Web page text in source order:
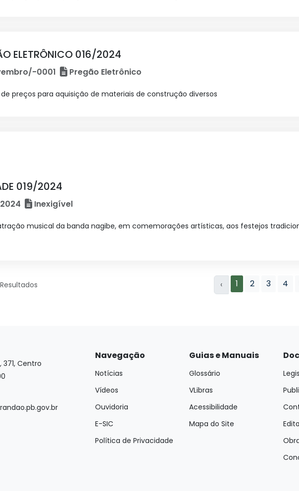
ELETRÔNICO 016/2024
0001 Pregão Eletrônico
de preços para aquisição de materiais de construção diversos
019/2024
Inexigível
musical da banda nagibe, em comemorações artísticas, aos festejos
Resultados ‹ 1 2 3 4
Centro
Navegação
Notícias
Vídeos
Ouvidoria
E-SIC
Política de Privacidade
Guias e Manuais
Glossário
VLibras
Acessibilidade
Mapa do Site